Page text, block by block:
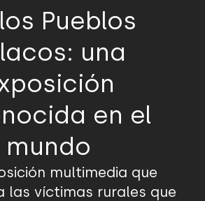
Pueblos
una
en el
mundo
multimedia que
las víctimas rurales que